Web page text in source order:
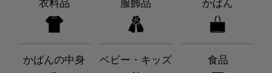
衣料品 服飾品 かばん
かばんの中身 ベビー・キッズ 食品